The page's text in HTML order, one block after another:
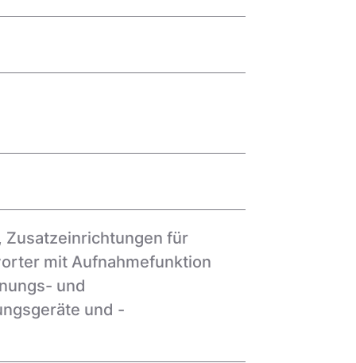
Zusatzeinrichtungen für
mit Aufnahmefunktion
und
und -